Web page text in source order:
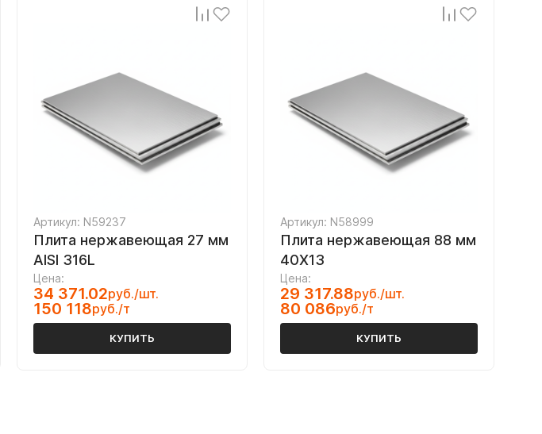
Артикул: N59237
Плита нержавеющая 27 мм
AISI 316L
Цена:
34 371.02руб./шт.
150 118руб./т
КУПИТЬ
Артикул: N58999
Плита нержавеющая 88 мм
40Х13
Цена:
29 317.88руб./шт.
80 086руб./т
КУПИТЬ